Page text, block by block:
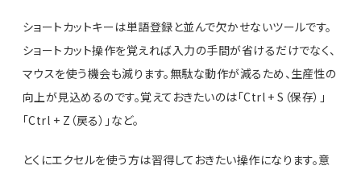
ショートカットキーは単語登録と並んで欠かせないツールです。
ショートカット操作を覚えれば入力の手間が省けるだけでなく、
マウスを使う機会も減ります。無駄な動作が減るため、生産性の
向上が見込めるのです。覚えておきたいのは「Ctrl + S（保存）」
「Ctrl + Z（戻る）」など。
とくにエクセルを使う方は習得しておきたい操作になります。意